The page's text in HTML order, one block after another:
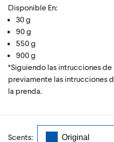
Disponible En:
30 g
90 g
550 g
900 g
*Siguiendo las intrucciones
previamente las intrucciones
la prenda.
Scents: